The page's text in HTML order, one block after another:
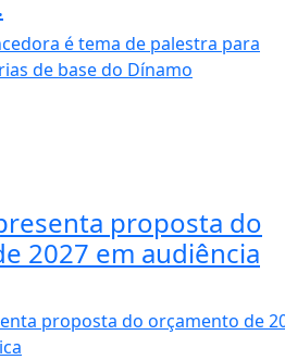
proposta do
2027 em audiência